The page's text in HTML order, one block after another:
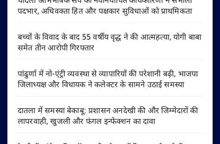
पदभार, अधिवक्ता हित और पक्षकार सुविधाओं को प्राथमिकता
बच्चों के विवाद के बाद 55 वर्षीय वृद्ध ने की आत्महत्या, योगी बाबा
समेत तीन आरोपी गिरफ्तार
पांढुर्णा में नो-एंट्री व्यवस्था से व्यापारियों की परेशानी बढ़ी, भाजपा
जिलाध्यक्ष और विधायक ने कलेक्टर के सामने उठाई समस्या
दातला में समस्या बेकाबू: प्रशासन अनदेखी की और जिम्मेदारों की
लापरवाही, खुजली और फंगल इन्फेक्शन का दावा